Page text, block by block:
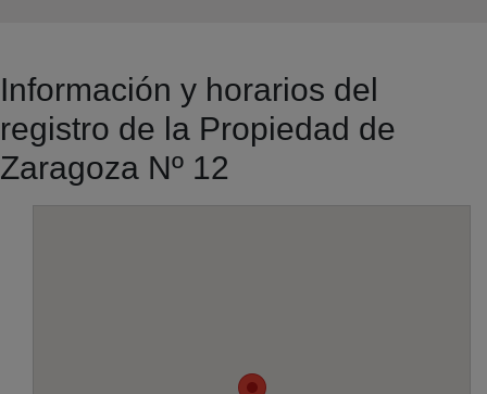
Información y horarios del
registro de la Propiedad de
Zaragoza Nº 12